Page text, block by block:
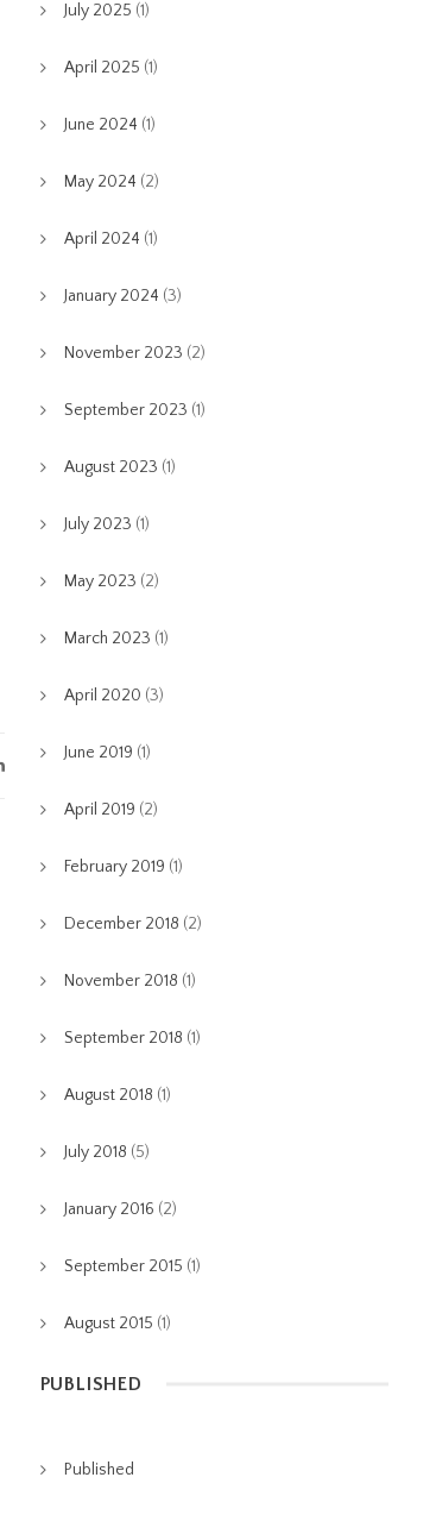
July 2025 (1)
April 2025 (1)
June 2024 (1)
May 2024 (2)
April 2024 (1)
January 2024 (3)
November 2023 (2)
September 2023 (1)
August 2023 (1)
July 2023 (1)
May 2023 (2)
March 2023 (1)
April 2020 (3)
June 2019 (1)
April 2019 (2)
February 2019 (1)
December 2018 (2)
November 2018 (1)
September 2018 (1)
August 2018 (1)
July 2018 (5)
January 2016 (2)
September 2015 (1)
August 2015 (1)
PUBLISHED
Published